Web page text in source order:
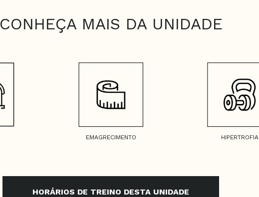
CONHEÇA MAIS DA UNIDADE
EMAGRECIMENTO HIPERTROFIA
HORÁRIOS DE TREINO DESTA UNIDADE